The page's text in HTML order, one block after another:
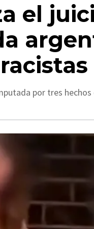
el
por tres